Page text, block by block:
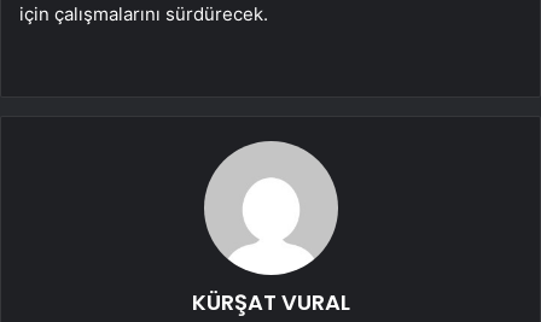
için çalışmalarını sürdürecek.
KÜRŞAT VURAL